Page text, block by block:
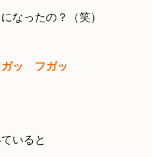
なったの？（笑）
ッ　フガッ
いると